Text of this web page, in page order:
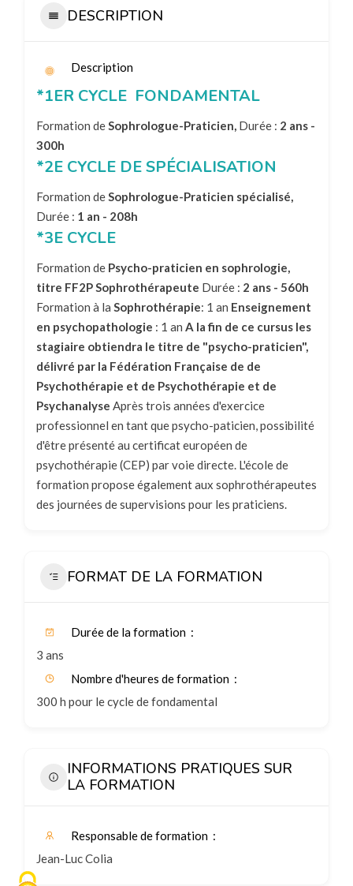
DESCRIPTION
Description
*1ER CYCLE FONDAMENTAL
Formation deSophrologue-Praticien, Durée : 2 ans -
300h
*2E CYCLE DE SPÉCIALISATION
Formation deSophrologue-Praticien spécialisé,
Durée : 1 an - 208h
*3E CYCLE
Formation de Psycho-praticien en sophrologie,
titre FF2P Sophrothérapeute Durée : 2 ans - 560h
Formation à la Sophrothérapie: 1 an Enseignement
en psychopathologie : 1 an A la fin de ce cursus les
stagiaire obtiendra le titre de "psycho-praticien",
délivré par la Fédération Française de de
Psychothérapie et de Psychothérapie et de
Psychanalyse Après trois années d'exercice
professionnel en tant que psycho-paticien, possibilité
d'être présenté au certificat européen de
psychothérapie (CEP) par voie directe. L'école de
formation propose également aux sophrothérapeutes
des journées de supervisions pour les praticiens.
FORMAT DE LA FORMATION
Durée de la formation
3 ans
Nombre d'heures de formation
300 h pour le cycle de fondamental
INFORMATIONS PRATIQUES SUR
LA FORMATION
Responsable de formation
Jean-Luc Colia